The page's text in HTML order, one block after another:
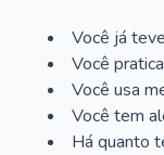
Você já
Você
Você usa
Você tem
Há quanto